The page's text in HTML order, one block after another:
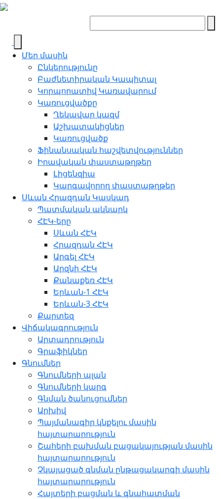
Մեր մասին
Ընկերությունը
Բաժնետիրական Կապիտալ
Կորպորատիվ Կառավարում
Կառուցվածքը
Ղեկավար կազմ
Աշխատակիցներ
Կառուցվածք
Ֆինանսական հաշվետվություններ
Իրավական փաստաթղթեր
Լիցենզիա
Կարգավորող փաստաթղթեր
Սևան Հրազդան Կասկադ
Պատմական ակնարկ
ՀԷԿ-երը
Սևան ՀԷԿ
Հրազդան ՀԷԿ
Արգել ՀԷԿ
Արզնի ՀԷԿ
Քանաքեռ ՀԷԿ
Երևան-1 ՀԷԿ
Երևան-3 ՀԷԿ
Քարտեզ
Վիճակագրություն
Արտադրություն
Գրաֆիկներ
Գնումներ
Գնումների պլան
Գնումների կարգ
Գնման ծանուցումներ
Արխիվ
Պայմանագիր կնքելու մասին
հայտարարություն
Շահերի բախման բացակայության մասին
հայտարարություն
Չկայացած գնման ընթացակարգի մասին
հայտարարություն
Հայտերի բացման և գնահատման